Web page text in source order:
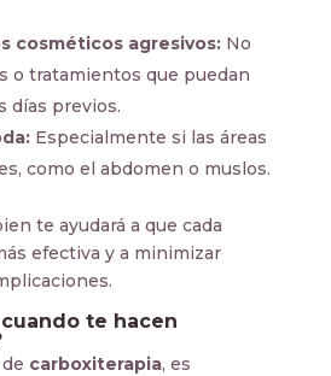
cosméticos agresivos:No
o tratamientos que puedan
días previos.
Especialmente si las áreas
como el abdomen o muslos.
te ayudará a que cada
efectiva y a minimizar
te hacen
carboxiterapia, es